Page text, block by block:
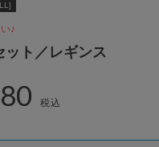
♪
ット／レギンス
税込